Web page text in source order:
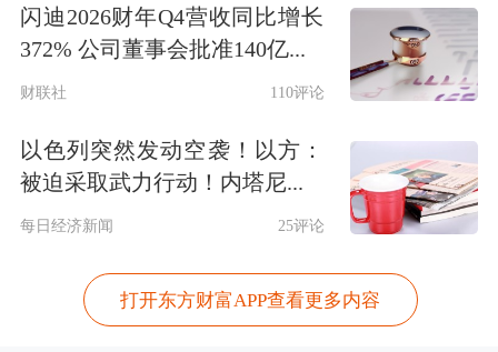
财联社记者向部分企业求证上述照片的
真实性，有企业人士表示，确实有相关
会议，且是老板本人亲自参加，内容严
格保密。
事实上，关于多晶硅行业拟成立联合体
月，首次有厂商提出对存量硅料产能、
闪迪2026财年Q4营收同比增长
372% 公司董事会批准140亿...
财联社 110评论
以色列突然发动空袭！以方：
被迫采取武力行动！内塔尼...
每日经济新闻 25评论
打开东方财富APP查看更多内容